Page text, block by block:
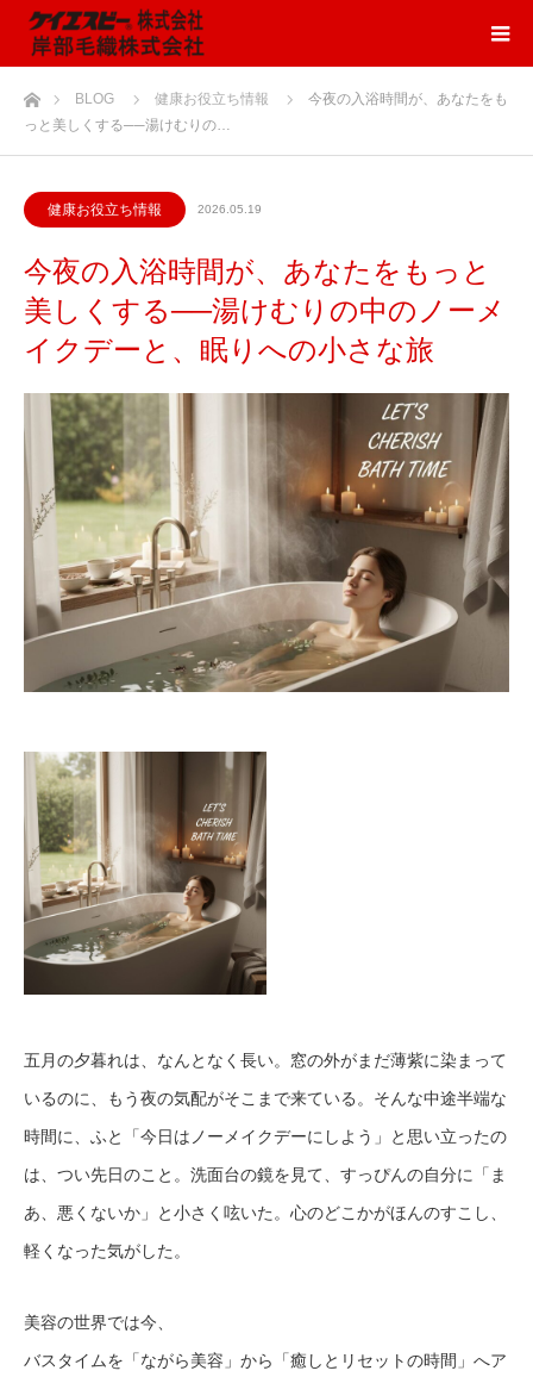
ホームBLOG 健康お役立ち情報
今夜の入浴時間が、あなたをも
っと美しくする──湯けむりの…
健康お役立ち情報 2026.05.19
今夜の入浴時間が、あなたをもっと
美しくする──湯けむりの中のノーメ
イクデーと、眠りへの小さな旅
五月の夕暮れは、なんとなく長い。窓の外がまだ薄紫に染まって
いるのに、もう夜の気配がそこまで来ている。そんな中途半端な
時間に、ふと「今日はノーメイクデーにしよう」と思い立ったの
は、つい先日のこと。洗面台の鏡を見て、すっぴんの自分に「ま
あ、悪くないか」と小さく呟いた。心のどこかがほんのすこし、
軽くなった気がした。
美容の世界では今、
バスタイムを「ながら美容」から「癒しとリセットの時間」へア